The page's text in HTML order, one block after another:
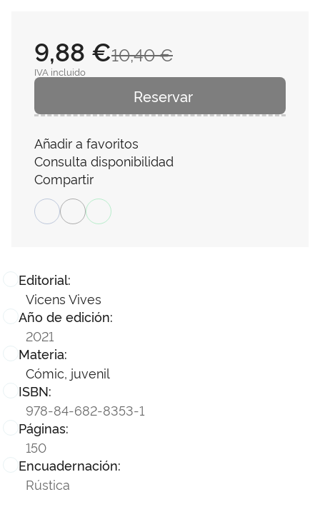
Editorial:
Vicens Vives
Año de edición:
2021
Materia:
Cómic, juvenil
ISBN:
978-84-682-8353-1
Páginas:
150
Encuadernación:
Rústica
10,40 €
9,88 €
IVA incluido
Reservar
Añadir a favoritos
Consulta disponibilidad
Compartir